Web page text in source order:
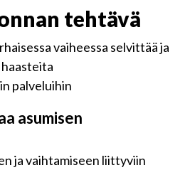
tehtävä
vaiheessa selvittää ja
palveluihin
asumisen
ja vaihtamiseen liittyviin